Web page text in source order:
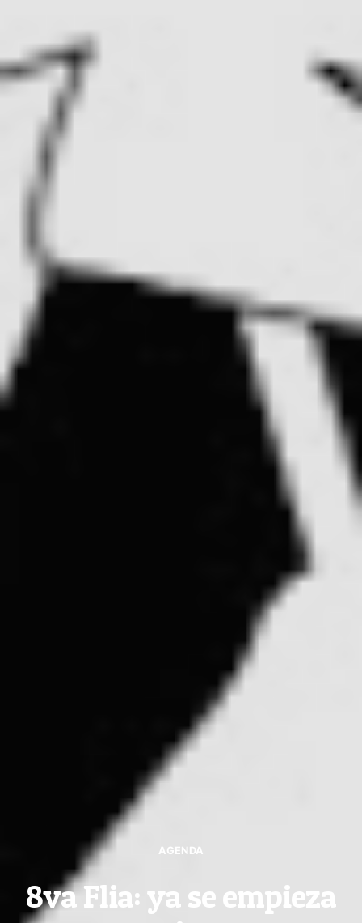
AGENDA
8va Flia: ya se empieza